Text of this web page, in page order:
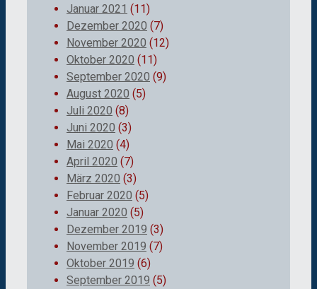
Januar 2021 (11)
Dezember 2020 (7)
November 2020 (12)
Oktober 2020 (11)
September 2020 (9)
August 2020 (5)
Juli 2020 (8)
Juni 2020 (3)
Mai 2020 (4)
April 2020 (7)
März 2020 (3)
Februar 2020 (5)
Januar 2020 (5)
Dezember 2019 (3)
November 2019 (7)
Oktober 2019 (6)
September 2019 (5)